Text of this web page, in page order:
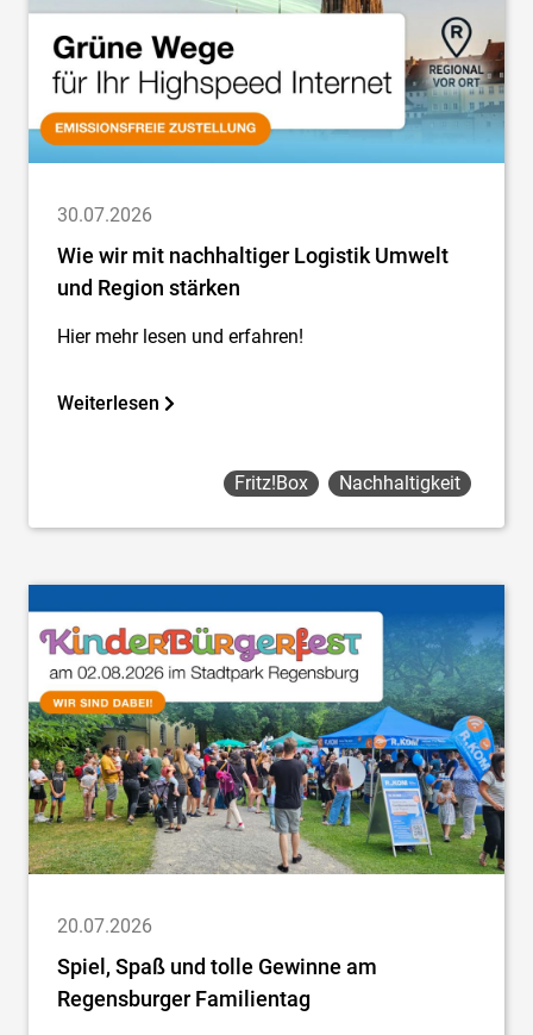
30.07.2026
Wie wir mit nachhaltiger Logistik Umwelt
und Region stärken
Hier mehr lesen und erfahren!
Weiterlesen
Fritz!box Nachhaltigkeit
20.07.2026
Spiel, Spaß und tolle Gewinne am
Regensburger Familientag